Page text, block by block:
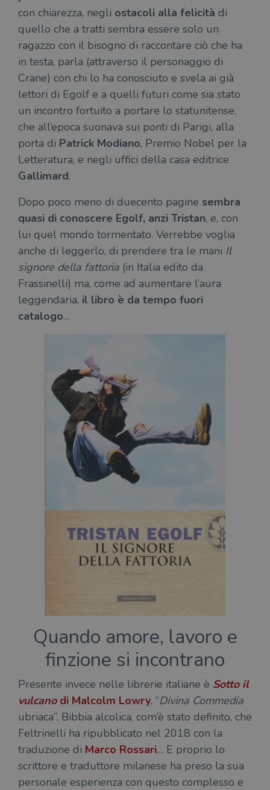
con chiarezza, negli ostacoli alla felicità di
quello che a tratti sembra essere solo un
ragazzo con il bisogno di raccontare ciò che ha
in testa, parla (attraverso il personaggio di
Crane) con chi lo ha conosciuto e svela ai già
lettori di Egolf e a quelli futuri come sia stato
un incontro fortuito a portare lo statunitense,
che all’epoca suonava sui ponti di Parigi, alla
porta di Patrick Modiano, Premio Nobel per la
Letteratura, e negli uffici della casa editrice
Gallimard.
Dopo poco meno di duecento pagine sembra
quasi di conoscere Egolf, anzi Tristan, e, con
lui quel mondo tormentato. Verrebbe voglia
anche di leggerlo, di prendere tra le mani Il
signore della fattoria (in Italia edito da
Frassinelli) ma, come ad aumentare l’aura
leggendaria, il libro è da tempo fuori
catalogo…
Quando amore, lavoro e
finzione si incontrano
Presente invece nelle librerie italiane è Sotto il
vulcanodi Malcolm Lowry, “Divina Commedia
ubriaca”, Bibbia alcolica, com’è stato definito, che
Feltrinelli ha ripubblicato nel 2018 con la
traduzione di Marco Rossari… E proprio lo
scrittore e traduttore milanese ha preso la sua
personale esperienza con questo complesso e